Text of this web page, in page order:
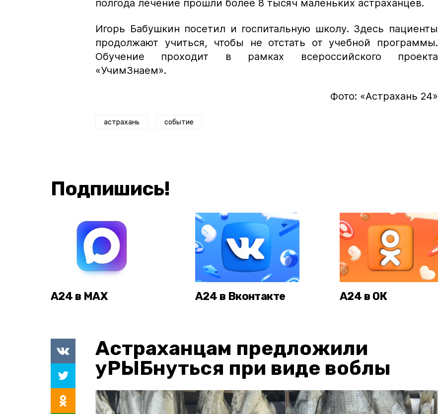
полгода лечение прошли более 8 тысяч маленьких астраханцев.
Игорь Бабушкин посетил и госпитальную школу. Здесь пациенты
продолжают учиться, чтобы не отстать от учебной программы.
Обучение проходит в рамках всероссийского проекта
«УчимЗнаем».
Фото: «Астрахань 24»
астрахань событие
Подпишись!
А24 в MAX А24 в Вконтакте А24 в ОК
Астраханцам предложили
уРЫБнуться при виде воблы